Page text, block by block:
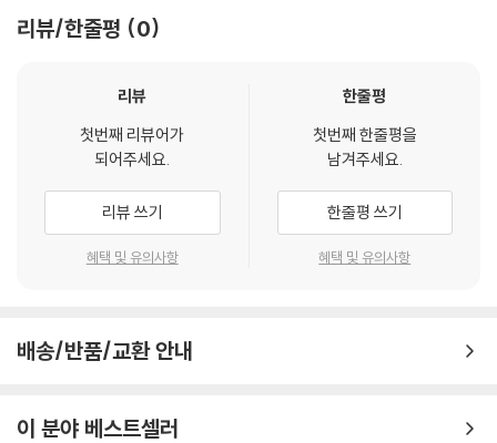
리뷰/한줄평 0
리뷰
첫번째 리뷰어가
되어주세요.
리뷰 쓰기
혜택 및 유의사항
한줄평
첫번째 한줄평을
남겨주세요.
한줄평 쓰기
혜택 및 유의사항
배송/반품/교환 안내
이 분야 베스트셀러